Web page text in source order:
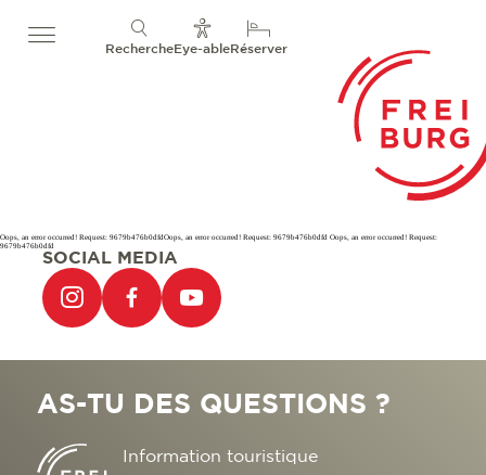
RechercheEye-ableRéserver
Oops, an error occurred! Request: 9679b476b0dfdOops, an error occurred! Request: 9679b476b0dfd Oops, an error occurred! Request:
9679b476b0dfd
SOCIAL MEDIA
AS-TU DES QUESTIONS ?
Information touristique